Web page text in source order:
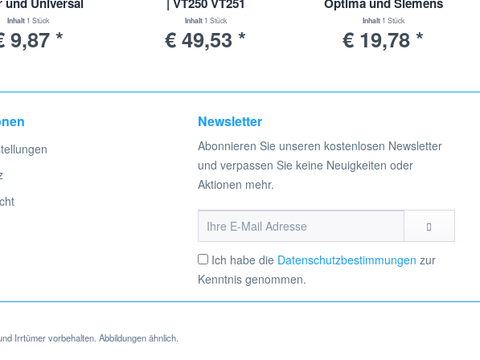
Inhalt 1 Stück
9,87 *
Inhalt 1 Stück
€ 49,53 *
Serie VS 5 / VS 9
Inhalt 1 Stück
€ 19,78 *
Newsletter
Abonnieren Sie unseren kostenlosen Newsletter
und verpassen Sie keine Neuigkeiten oder
Aktionen mehr.
Ich habe die Datenschutzbestimmungen zur
Kenntnis genommen.
Irrtümer vorbehalten. Abbildungen ähnlich.